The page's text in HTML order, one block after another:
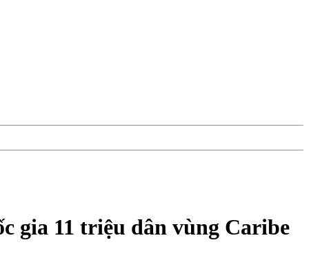
gia 11 triệu dân vùng Caribe